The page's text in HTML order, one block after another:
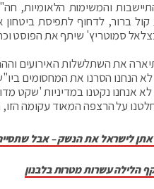
והמשימות הלאומיות,
ברור, לדחוף לתפיסת
סמוטריץ' שיתף את הפוסט
את השתלשלות האירועים
הנחנו הסרנו את המחסומים
אנחנו נקטנו במדיניות 'שקט
על הרצפה המאוד עקומה
לישראל את הנשק – אבל
הלילה עשרות מטרות בלבנון